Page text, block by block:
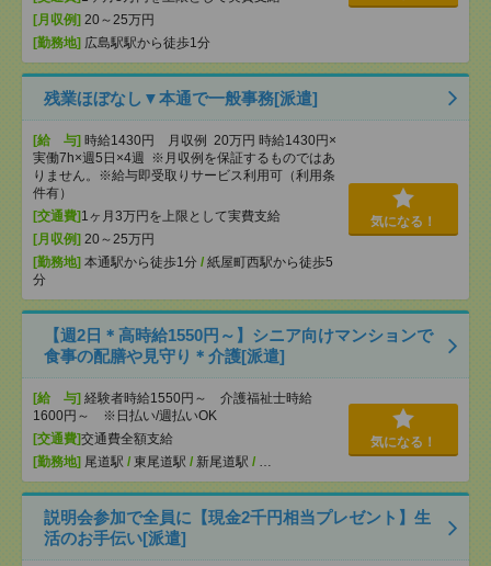
[月収例] 20～25万円
[勤務地] 広島駅駅から徒歩1分
残業ほぼなし▼本通で一般事務[派遣]
[給 与] 時給1430円 月収例 20万円 時給1430円×
実働7h×週5日×4週 ※月収例を保証するものではあ
りません。※給与即受取りサービス利用可（利用条
件有）
[交通費]1ヶ月3万円を上限として実費支給
[月収例] 20～25万円
[勤務地] 本通駅から徒歩1分 / 紙屋町西駅から徒歩5
分
気になる！
【週2日＊高時給1550円～】シニア向けマンションで
食事の配膳や見守り＊介護[派遣]
[給 与] 経験者時給1550円～ 介護福祉士時給
1600円～ ※日払い/週払いOK
[交通費]交通費全額支給
[勤務地] 尾道駅 / 東尾道駅 / 新尾道駅 / …
気になる！
説明会参加で全員に【現金2千円相当プレゼント】生
活のお手伝い[派遣]